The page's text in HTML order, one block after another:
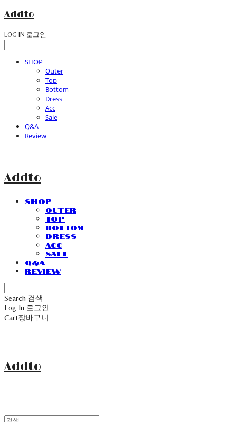
Addto
LOG IN 로그인
SHOP
Outer
Top
Bottom
Dress
Acc
Sale
Q&A
Review
Addto
SHOP
Outer
Top
Bottom
Dress
Acc
Sale
Q&A
Review
Search 검색
Log In 로그인
Cart장바구니
Addto